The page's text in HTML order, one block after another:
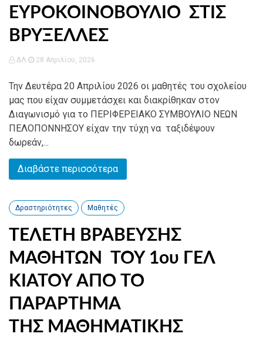
ΕΥΡΟΚΟΙΝΟΒΟΥΛΙΟ ΣΤΙΣ
ΒΡΥΞΕΛΛΕΣ
ΔΛ 28 Απριλίου, 2026
Την Δευτέρα 20 Απριλίου 2026 οι μαθητές του σχολείου
μας που είχαν συμμετάσχει και διακρίθηκαν στον
Διαγωνισμό για το ΠΕΡΙΦΕΡΕΙΑΚΟ ΣΥΜΒΟΥΛΙΟ ΝΕΩΝ
ΠΕΛΟΠΟΝΝΗΣΟΥ είχαν την τύχη να ταξιδέψουν
δωρεάν,...
Διαβάστε περισσότερα
Δραστηριότητες Μαθητές
ΤΕΛΕΤΗ ΒΡΑΒΕΥΣΗΣ
ΜΑΘΗΤΩΝ ΤΟΥ 1ου ΓΕΛ
ΚΙΑΤΟΥ ΑΠΟ ΤΟ
ΠΑΡΑΡΤΗΜΑ
ΤΗΣ ΜΑΘΗΜΑΤΙΚΗΣ